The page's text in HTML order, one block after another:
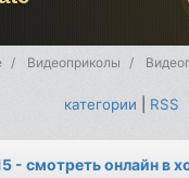
Видеоприколы
категории RSS
смотреть онлайн в